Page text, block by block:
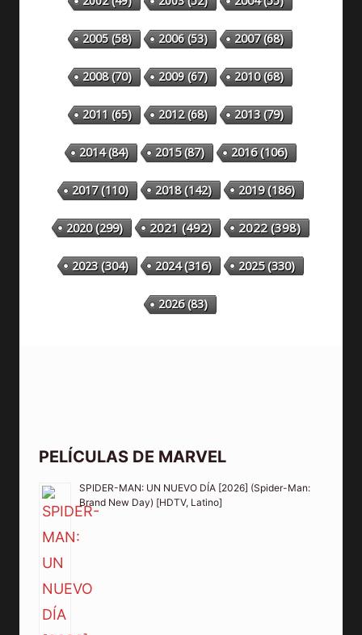
2005(58) 2006(53) 2007(68)
2008(70) 2009(67) 2010(68)
2011 (65) 2012(68) 2013(79)
2014(84) 2015(87) 2016(106)
2017(110) 2018(142) 2019(186)
2020(299) 2021(492) 2022(398)
2023(304) 2024(316) 2025(330)
2026(83)
PELÍCULAS DE MARVEL
SPIDER-MAN: UN NUEVO DÍA [2026] (Spider-Man:
Brand New Day) [HDTV, Latino]